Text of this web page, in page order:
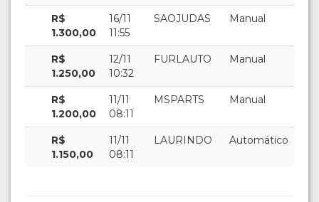
R$
1.300,00
16/11
11:55
SAOJUDAS Manual
R$
1.250,00
12/11
10:32
FURLAUTO Manual
R$
1.200,00
11/11
08:11
MSPARTS Manual
R$
1.150,00
11/11
08:11
LAURINDO Automático